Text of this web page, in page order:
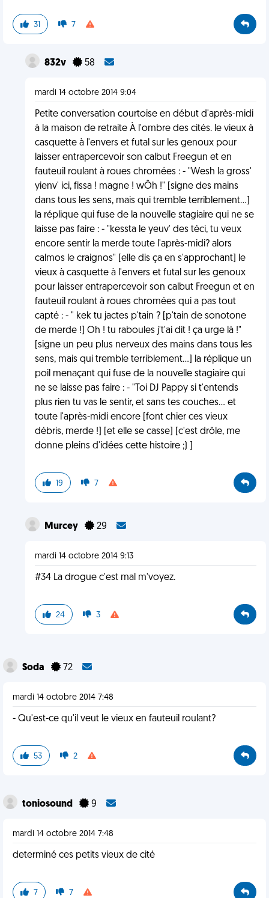
31 7
832v 58
mardi 14 octobre 2014 9:04
Petite conversation courtoise en début d'après-midi
à la maison de retraite À l'ombre des cités. le vieux à
casquette à l'envers et futal sur les genoux pour
laisser entrapercevoir son calbut Freegun et en
fauteuil roulant à roues chromées : - "Wesh la gross'
yienv' ici, fissa ! magne ! wÔh !" [signe des mains
dans tous les sens, mais qui tremble terriblement...]
la réplique qui fuse de la nouvelle stagiaire qui ne se
laisse pas faire : - "kessta le yeuv' des téci, tu veux
encore sentir la merde toute l'après-midi? alors
calmos le craignos" [elle dis ça en s'approchant] le
vieux à casquette à l'envers et futal sur les genoux
pour laisser entrapercevoir son calbut Freegun et en
fauteuil roulant à roues chromées qui a pas tout
capté : - " kek tu jactes p'tain ? [p'tain de sonotone
de merde !] Oh ! tu raboules j't'ai dit ! ça urge là !"
[signe un peu plus nerveux des mains dans tous les
sens, mais qui tremble terriblement...] la réplique un
poil menaçant qui fuse de la nouvelle stagiaire qui
ne se laisse pas faire : - "Toi DJ Pappy si t'entends
plus rien tu vas le sentir, et sans tes couches... et
toute l'après-midi encore [font chier ces vieux
débris, merde !] [et elle se casse] [c'est drôle, me
donne pleins d'idées cette histoire ;) ]
19 7
Murcey 29
mardi 14 octobre 2014 9:13
#34 La drogue c'est mal m'voyez.
24 3
Soda 72
mardi 14 octobre 2014 7:48
- Qu'est-ce qu'il veut le vieux en fauteuil roulant?
53 2
toniosound 9
mardi 14 octobre 2014 7:48
determiné ces petits vieux de cité
7 7